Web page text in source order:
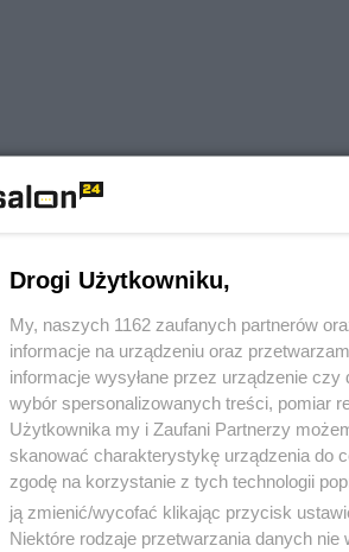
Drogi Użytkowniku,
My, naszych 1162 zaufanych partnerów
informacje na urządzeniu oraz
informacje wysyłane przez urządzenie
wybór spersonalizowanych treści, pomiar
Użytkownika my i Zaufani Partnerzy
skanować charakterystykę urządzenia do
zgodę na korzystanie z tych technologii
ją zmienić/wycofać klikając przycisk
Niektóre rodzaje przetwarzania danych